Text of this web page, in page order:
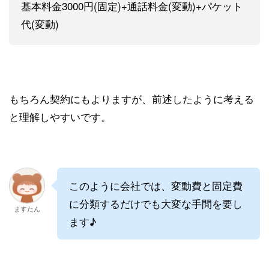
基本料金3000円(固定)+通話料金(変動)+パケット
代(変動)
もちろん契約にもよりますが、前述したように考える
と理解しやすいです。
ますたん
このように会社では、変動費と固定費
に分類するだけでも大変な手間を要し
ます♪